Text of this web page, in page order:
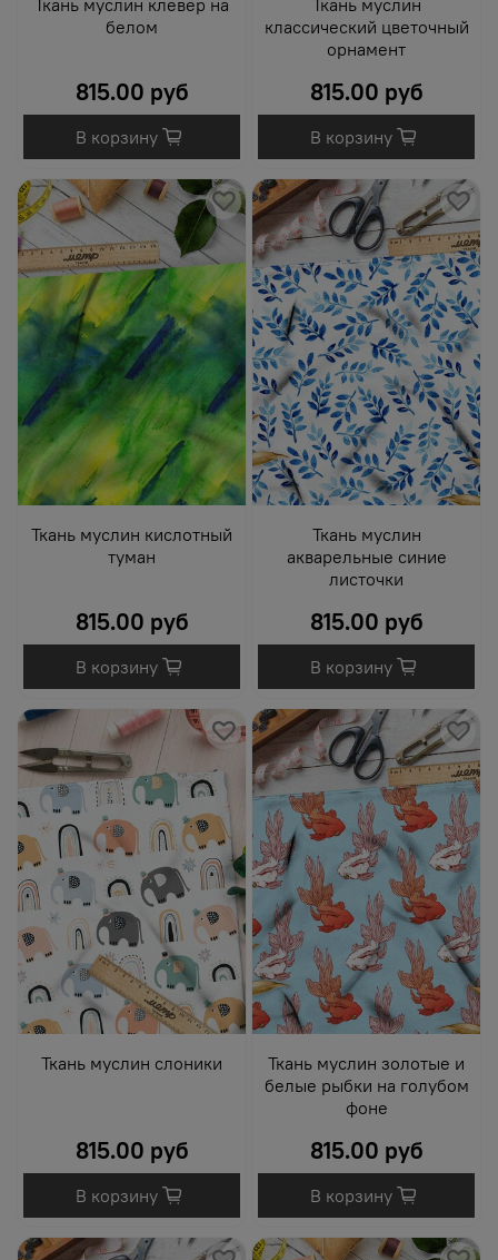
белом
815.00 руб
В корзину
классический цветочный
орнамент
815.00 руб
В корзину
Ткань муслин кислотный
туман
815.00 руб
В корзину
Ткань муслин
акварельные синие
листочки
815.00 руб
В корзину
Ткань муслин слоники
815.00 руб
В корзину
Ткань муслин золотые и
белые рыбки на голубом
фоне
815.00 руб
В корзину